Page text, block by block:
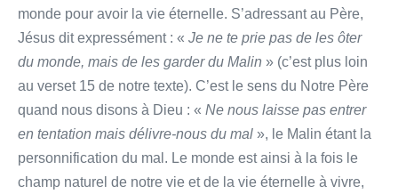
monde pour avoir la vie éternelle. S’adressant au Père,
Jésus dit expressément : « Je ne te prie pas de les ôter
du monde, mais de les garder du Malin » (c’est plus loin
au verset 15 de notre texte). C’est le sens du Notre Père
quand nous disons à Dieu : « Ne nous laisse pas entrer
en tentation mais délivre-nous du mal », le Malin étant la
personnification du mal. Le monde est ainsi à la fois le
champ naturel de notre vie et de la vie éternelle à vivre,